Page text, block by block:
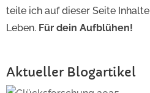
teile ich auf dieser Seite
Leben. Für dein Aufblühen!
Aktueller Blogartikel